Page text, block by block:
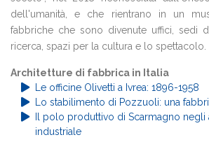
dell'umanità, e che rientrano in un
fabbriche che sono divenute uffici, sedi
ricerca, spazi per la cultura e lo spettacolo.
Architetture di fabbrica in Italia
Le officine Olivetti a Ivrea: 1896-1958
Lo stabilimento di Pozzuoli: una
Il polo produttivo di Scarmagno
industriale